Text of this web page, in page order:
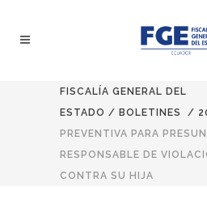
FISCALÍA GENERAL DEL
ESTADO / BOLETINES /
PREVENTIVA PARA
RESPONSABLE DE
CONTRA SU HIJA